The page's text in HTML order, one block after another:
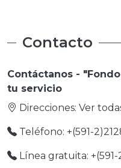
Contacto
Contáctanos -
tu servicio
Direcciones: Ver
Teléfono: +(591-
Línea gratuita: